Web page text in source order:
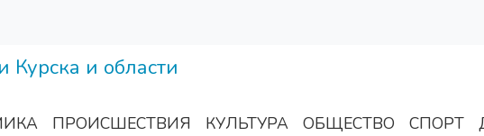
ПРОИСШЕСТВИЯ КУЛЬТУРА ОБЩЕСТВО СПОРТ